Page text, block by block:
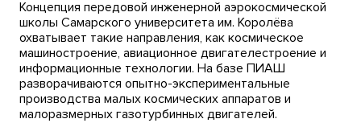
Концепция передовой инженерной аэрокосмической
школы Самарского университета им. Королёва
охватывает такие направления, как космическое
машиностроение, авиационное двигателестроение и
информационные технологии. На базе ПИАШ
разворачиваются опытно-экспериментальные
производства малых космических аппаратов и
малоразмерных газотурбинных двигателей.